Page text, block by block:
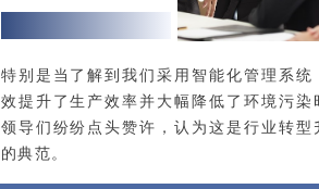
特别是当了解到我们采用智能化管理系统
效提升了生产效率并大幅降低了环境污染
领导们纷纷点头赞许，认为这是行业转型
的典范。